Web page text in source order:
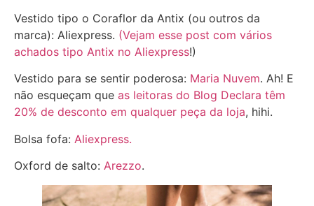
Vestido tipo o Coraflor da Antix (ou outros da
marca): Aliexpress. (Vejam esse post com vários
achados tipo Antix no Aliexpress!)
Vestido para se sentir poderosa: Maria Nuvem. Ah! E
não esqueçam que as leitoras do Blog Declara têm
20% de desconto em qualquer peça da loja, hihi.
Bolsa fofa: Aliexpress.
Oxford de salto: Arezzo.